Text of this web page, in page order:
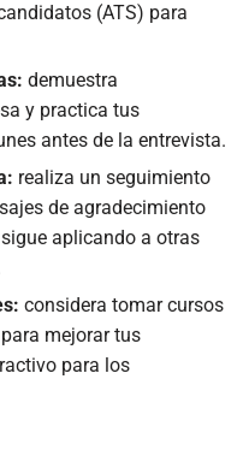
(ATS) para
demuestra
y practica tus
antes de la entrevista.
realiza un seguimiento
de agradecimiento
aplicando a otras
considera tomar cursos
mejorar tus
para los